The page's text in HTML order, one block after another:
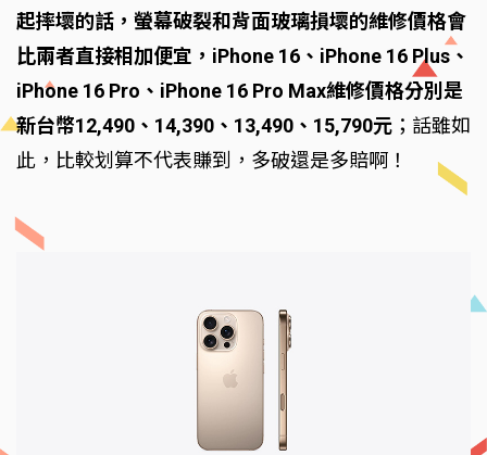
起摔壞的話，螢幕破裂和背面玻璃損壞的維修價格會
比兩者直接相加便宜，iPhone 16、iPhone 16 Plus、
iPhone 16 Pro、iPhone 16 Pro Max維修價格分別是
新台幣12,490、14,390、13,490、15,790元 ；話雖如
此，比較划算不代表賺到，多破還是多賠啊！